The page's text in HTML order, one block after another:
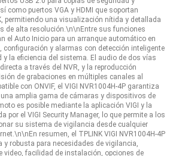
como puertos VGA y HDMI que soportan
permitiendo una visualización nítida y detallada
de alta resolución.\n\nEntre sus funciones
el Auto Inicio para un arranque automático en
configuración y alarmas con detección inteligente
y la eficiencia del sistema. El audio de dos vías
a través del NVR, y la reproducción
de grabaciones en múltiples canales al
con ONVIF, el VIGI NVR1004H-4P garantiza
amplia gama de cámaras y dispositivos de
es posible mediante la aplicación VIGI y la
por el VIGI Security Manager, lo que permite a los
su sistema de vigilancia desde cualquier
resumen, el TPLINK VIGI NVR1004H-4P
y robusta para necesidades de vigilancia,
video, facilidad de instalación, opciones de